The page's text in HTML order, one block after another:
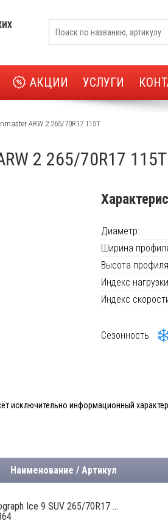
АКЦИИ УСЛУГИ
ARW 2 265/70R17 115T
2 265/70R17 115T
Диаметр:
Ширина
Высота
Индекс
Индекс
Сезонность
исключительно информационный
Наименование / Артикул
Ice 9 SUV 265/70R17 ...